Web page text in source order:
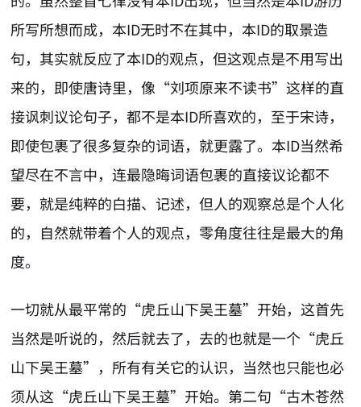
所写所想而成，本ID无时不在其中，本ID的取景造
句，其实就反应了本ID的观点，但这观点是不用写出
来的，即使唐诗里，像“刘项原来不读书”这样的直
接讽刺议论句子，都不是本ID所喜欢的，至于宋诗，
即使包裹了很多复杂的词语，就更露了。本ID当然希
望尽在不言中，连最隐晦词语包裹的直接议论都不
要，就是纯粹的白描、记述，但人的观察总是个人化
的，自然就带着个人的观点，零角度往往是最大的角
度。
一切就从最平常的“虎丘山下吴王墓”开始，这首先
当然是听说的，然后就去了，去的也就是一个“虎丘
山下吴王墓”，所有有关它的认识，当然也只能也必
须从这“虎丘山下吴王墓”开始。第二句“古木苍然